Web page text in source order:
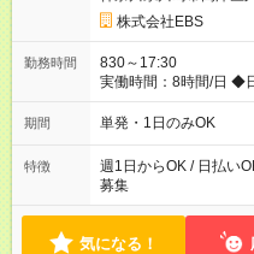
ます♪ ◆交通費「全額」支給 公共交通機関を利用の履歴を提出
で、交通費全額支給！ 自
たとえ仕事が1時間で終
制服貸与 制服は全て無
株式会社EBS
勤務時間
830～17:30
実働時間：8時間/日 ◆
◆夜勤 20：30～翌05
務時間は多少変動あり
夜勤・深夜・早朝のお
期間 単発・1日のみOK
特徴
週1日からOK / 日払い
募集
気になる！